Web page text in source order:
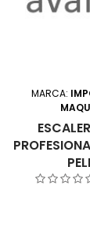
MARCA: